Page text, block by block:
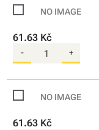
61.63 Kč
- +
61.63 Kč